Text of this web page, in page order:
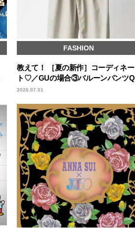
FASHION
教えて！ ［夏の新作］コーディネー
ト♡／GUの場合③バルーンパンツQ
2026.07.01